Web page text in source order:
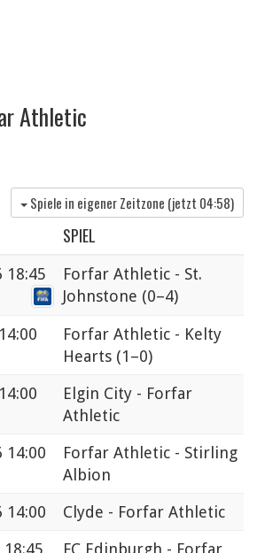
Athletic
Spiele in eigener Zeitzone (jetzt 04:58)
SPIEL
18:45
Forfar Athletic - St.
Johnstone (0–4)
Forfar Athletic - Kelty
Hearts (1–0)
Elgin City - Forfar
Athletic
14:00
Forfar Athletic - Stirling
Albion
14:00
Clyde - Forfar Athletic